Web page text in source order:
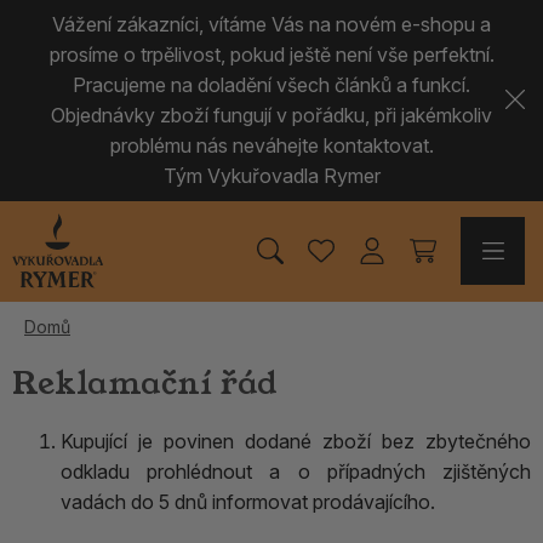
Vážení zákazníci, vítáme Vás na novém e-shopu a
prosíme o trpělivost, pokud ještě není vše perfektní.
Pracujeme na doladění všech článků a funkcí.
Objednávky zboží fungují v pořádku, při jakémkoliv
problému nás neváhejte kontaktovat.
Tým Vykuřovadla Rymer
Domů
Reklamační řád
Kupující je povinen dodané zboží bez zbytečného
odkladu prohlédnout a o případných zjištěných
vadách do 5 dnů informovat prodávajícího.